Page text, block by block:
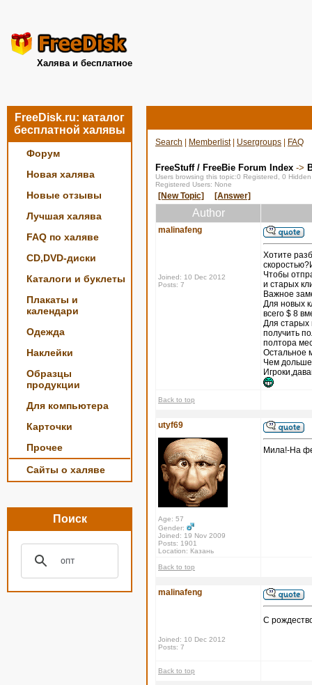
Халява и бесплатное
FreeDisk.ru: каталог
бесплатной халявы
Форум
Новая халява
Новые отзывы
Лучшая халява
FAQ по халяве
CD,DVD-диски
Каталоги и буклеты
Плакаты и
календари
Одежда
Наклейки
Образцы
продукции
Для компьютера
Карточки
Прочее
Сайты о халяве
Поиск
Search Memberlist| Usergroups FAQ
FreeStuff / FreeBie Forum Index ->
Users browsing this topic:0 Registered, 0
Registered Users: None
[New Topic] [Answer]
Author
malinafeng
Joined: 10 Dec 2012
Posts: 7
Хотите
Чтобы
и старых
Важное
Для новых
всего $ 8
Для старых
получить
полтора
Остальное
Чем дольше
Back to top
utyf69
Age: 57
Gender:
Joined: 19 Nov 2009
Posts: 1901
Location: Казань
Мила!-На
Back to top
malinafeng
Joined: 10 Dec 2012
Posts: 7
С
Back to top